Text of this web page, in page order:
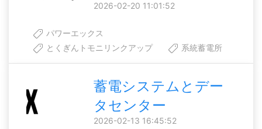
2026-02-20 11:01:52
パワーエックス
とくぎんトモニリンクアップ
系統蓄電所
蓄電システムとデー
タセンター
2026-02-13 16:45:52